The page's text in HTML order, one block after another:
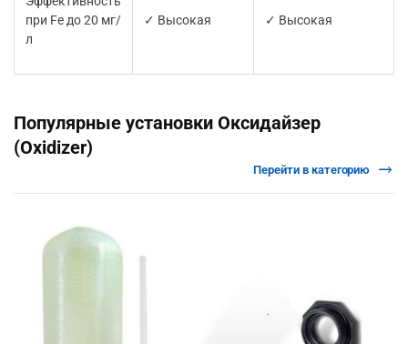
при Fe до 20 мг/
л
✓ Высокая ✓ Высокая
Популярные установки Оксидайзер
(Oxidizer)
Перейти в категорию